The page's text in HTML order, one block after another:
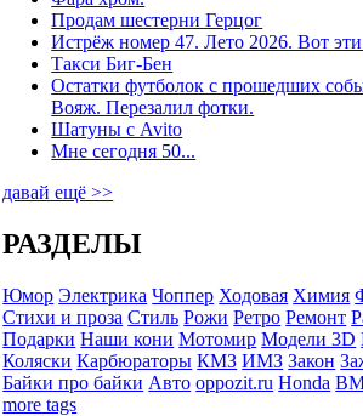
Продам шестерни Герцог
Истрёж номер 47. Лето 2026. Вот
Такси Биг-Бен
Остатки футболок с прошедших
Вояж. Перезалил фотки.
Шатуны с Avito
Мне сегодня 50...
давай ещё >>
РАЗДЕЛЫ
Юмор Электрика Чоппер Ходовая Химия
Стихи и проза Стиль Рожи Ретро Ремонт
Подарки Наши кони Мотомир Модели 3D
Коляски Карбюраторы КМЗ ИМЗ Закон
Байки про байки Авто oppozit.ru Honda
more tags